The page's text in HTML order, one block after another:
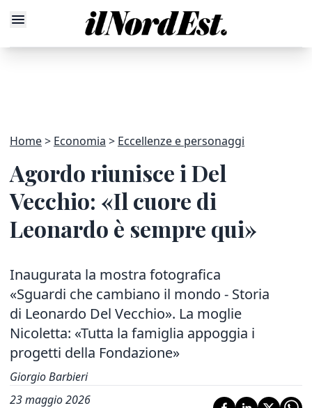
Home Economia Eccellenze e personaggi
Agordo riunisce i Del
Vecchio: «Il cuore di
Leonardo è sempre qui»
Inaugurata la mostra fotografica
«Sguardi che cambiano il mondo - Storia
di Leonardo Del Vecchio». La moglie
Nicoletta: «Tutta la famiglia appoggia i
progetti della Fondazione»
Giorgio Barbieri
23 maggio 2026